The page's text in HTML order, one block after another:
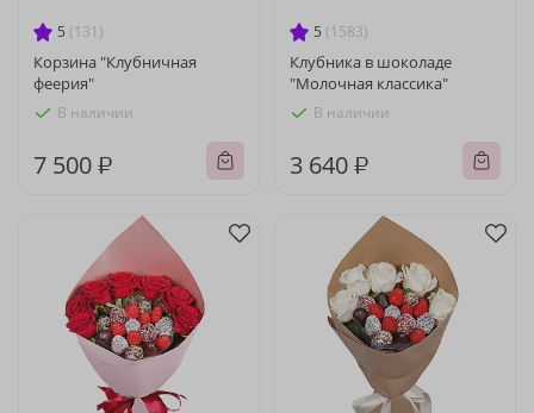
5 (131)
Корзина "Клубничная
феерия"
В наличии
7 500 ₽
5 (1583)
Клубника в шоколаде
"Молочная классика"
В наличии
3 640 ₽